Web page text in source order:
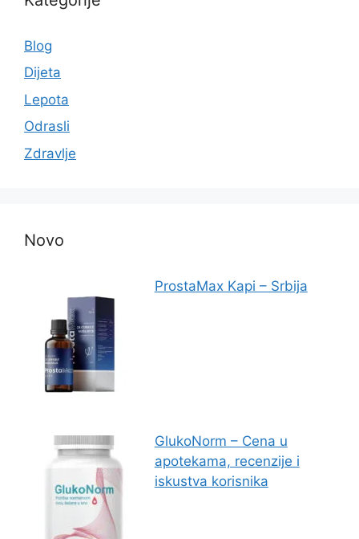
Blog
Dijeta
Lepota
Odrasli
Zdravlje
Novo
ProstaMax Kapi – Srbija
GlukoNorm – Cena u
apotekama, recenzije i
iskustva korisnika